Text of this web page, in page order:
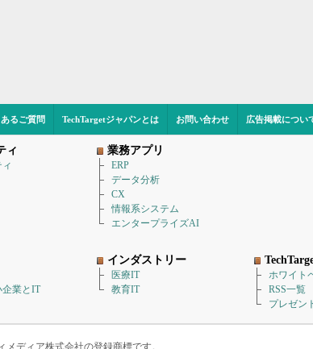
るご質問 TechTargetジャパンとは お問い合わせ 広告掲載につい
ィ 業務アプリ
ERP
データ分析
CX
情報系システム
エンタープライズAI
企業とIT
インダストリー
医療IT
教育IT
ホワイト
RSS一覧
プレゼン
メディア株式会社の登録商標です。